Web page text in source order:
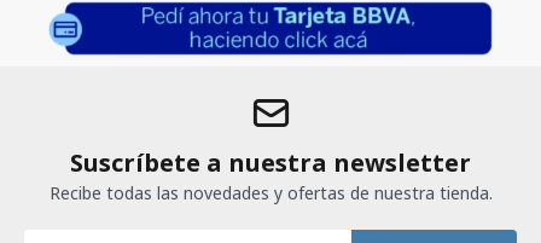
Suscríbete a nuestra newsletter
Recibe todas las novedades y ofertas de nuestra tienda.